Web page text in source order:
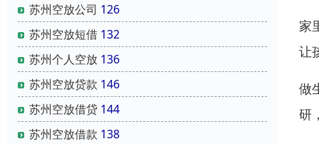
苏州空放公司 126
苏州空放短借 132
苏州个人空放 136
苏州空放贷款 146
苏州空放借贷 144
苏州空放借款 138
家
让
做
研